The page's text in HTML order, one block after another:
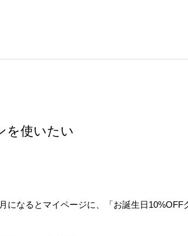
を使いたい
になるとマイページに
、「お誕生日